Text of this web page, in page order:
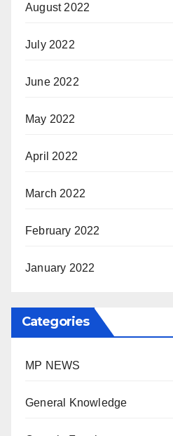
August 2022
July 2022
June 2022
May 2022
April 2022
March 2022
February 2022
January 2022
Categories
MP NEWS
General Knowledge